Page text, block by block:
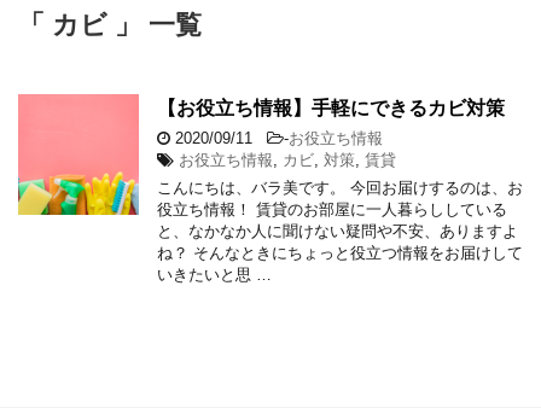
「 カビ 」 一覧
【お役立ち情報】手軽にできるカビ対策
2020/09/11 -お役立ち情報
お役立ち情報
カビ 対策 賃貸
こんにちは、バラ美です。 今回お届けするのは、お
役立ち情報！ 賃貸のお部屋に一人暮らししている
と、なかなか人に聞けない疑問や不安、ありますよ
ね？ そんなときにちょっと役立つ情報をお届けして
いきたいと思 …